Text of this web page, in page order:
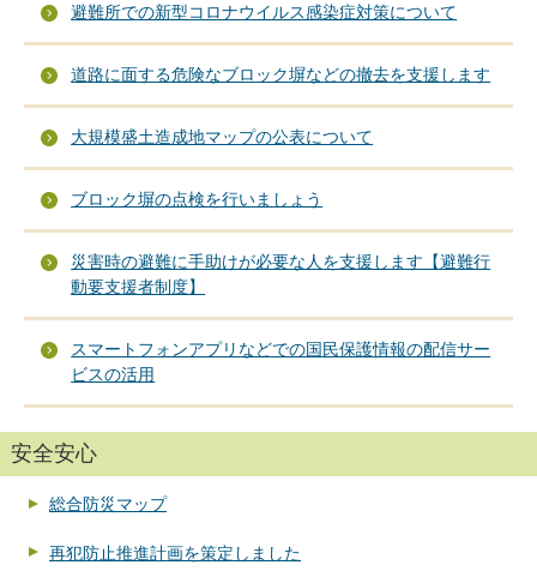
避難所での新型コロナウイルス感染症対策について
道路に面する危険なブロック塀などの撤去を支援します
大規模盛土造成地マップの公表について
ブロック塀の点検を行いましょう
災害時の避難に手助けが必要な人を支援します【避難行
動要支援者制度】
スマートフォンアプリなどでの国民保護情報の配信サー
ビスの活用
安全安心
総合防災マップ
再犯防止推進計画を策定しました